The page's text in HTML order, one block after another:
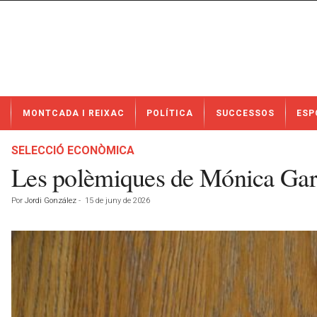
t
MONTCADA I REIXAC POLÍTICA SUCCESSOS
SELECCIÓ ECONÒMICA
Les polèmiques de Mónica
Por Jordi González - 15 de juny de 2026